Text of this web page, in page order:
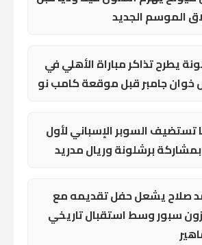
الموسم الجديد
يطرح تذاكر مباراة الأهلي في
جامبر قبل موقعة كامب نو
تستضيف السوبر الإسباني لأول
برشلونة وريال مدريد
صلاح يشعل حفل تقديمه مع
سبور وسط استقبال تاريخي